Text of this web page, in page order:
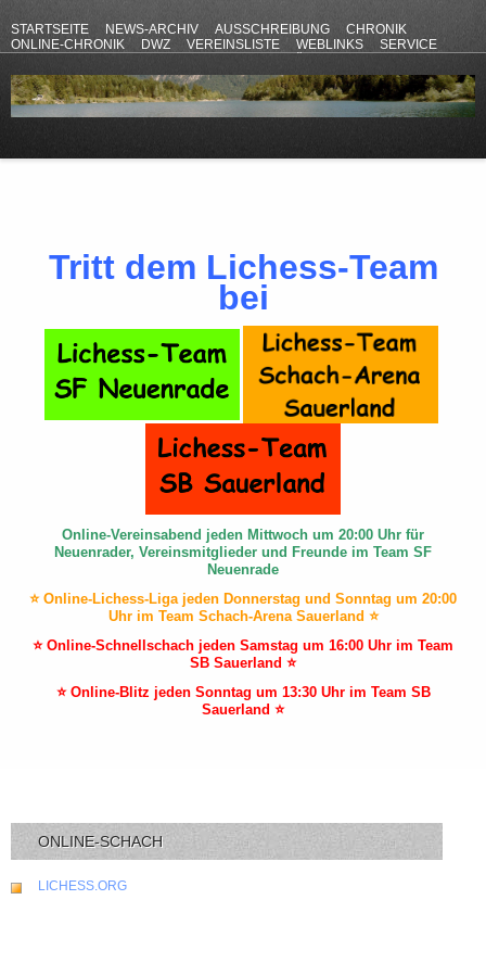
STARTSEITE NEWS-ARCHIV AUSSCHREIBUNG
CHRONIK
ONLINE-CHRONIK
DWZ VEREINSLISTE WEBLINKS
SERVICE
Tritt dem Lichess-Team
bei
Online-Vereinsabend jeden Mittwoch um 20:00 Uhr für
Neuenrader, Vereinsmitglieder und Freunde im Team SF
Neuenrade
⭐ Online-Lichess-Liga jeden Donnerstag und Sonntag um 20:00
Uhr im Team Schach-Arena Sauerland ⭐
⭐ Online-Schnellschach jeden Samstag um 16:00 Uhr im Team
SB Sauerland ⭐
⭐ Online-Blitz jeden Sonntag um 13:30 Uhr im Team SB
Sauerland ⭐
ONLINE-SCHACH
LICHESS.ORG